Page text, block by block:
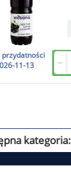
przydatności
11-13
kategoria: